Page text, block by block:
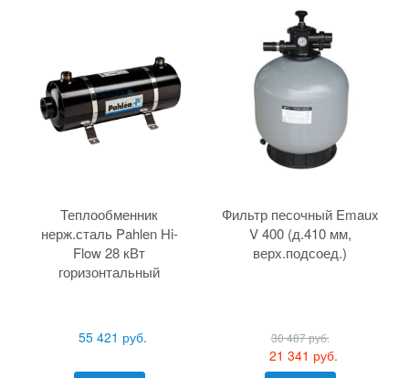
Теплообменник
нерж.сталь Pahlen Hi-
Flow 28 кВт
горизонтальный
55 421 руб.
Фильтр песочный Emaux
V 400 (д.410 мм,
верх.подсоед.)
30 487 руб.
21 341 руб.